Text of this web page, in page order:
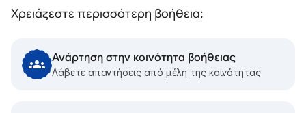
Χρειάζεστε περισσότερη βοήθεια;
Ανάρτηση στην κοινότητα βοήθειας
Λάβετε απαντήσεις από μέλη της κοινότητας